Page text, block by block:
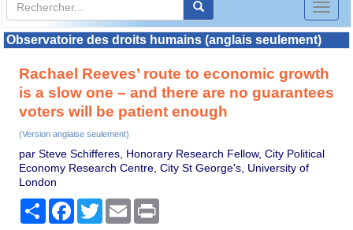
Toggle
Observatoire des droits humains (anglais seulement)
Rachael Reeves’ route to economic growth
is a slow one – and there are no guarantees
voters will be patient enough
(Version anglaise seulement)
par Steve Schifferes, Honorary Research Fellow, City Political
Economy Research Centre, City St George's, University of
London
PartagerFacebook
TwitterEmail